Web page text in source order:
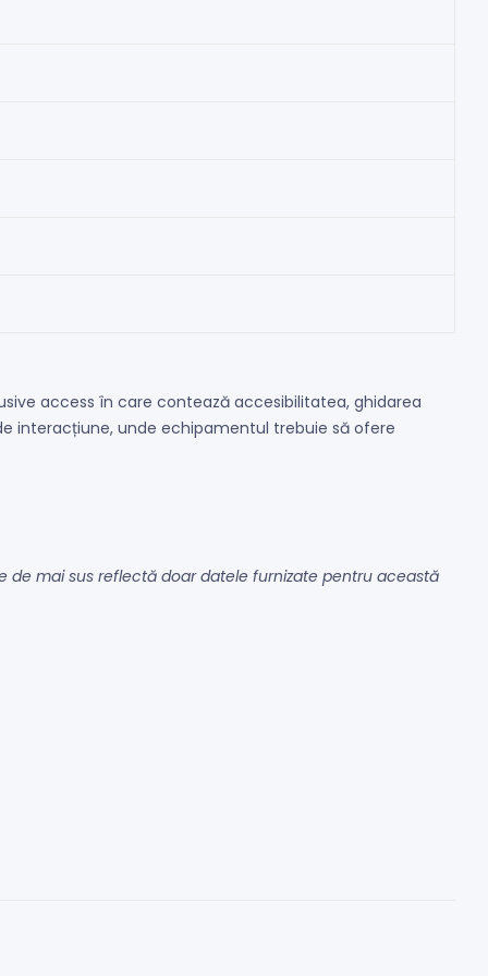
access în care contează accesibilitatea, ghidarea
interacțiune, unde echipamentul trebuie să ofere
de mai sus reflectă doar datele furnizate pentru această